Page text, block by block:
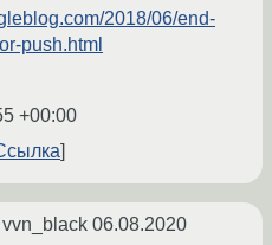
2018/06/end-
push.html
+00:00
vvn_black 06.08.2020